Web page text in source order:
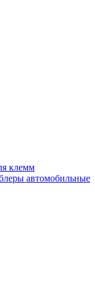
клемм
автомобильные